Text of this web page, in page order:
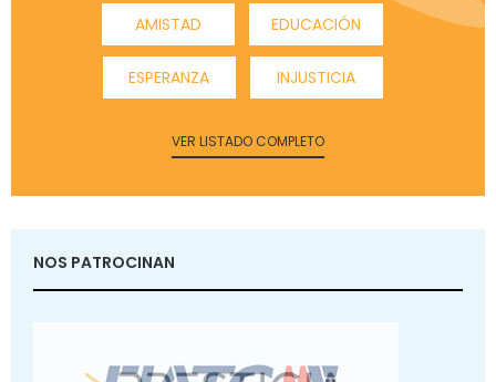
AMISTAD EDUCACIÓN
ESPERANZA INJUSTICIA
VER LISTADO COMPLETO
NOS PATROCINAN